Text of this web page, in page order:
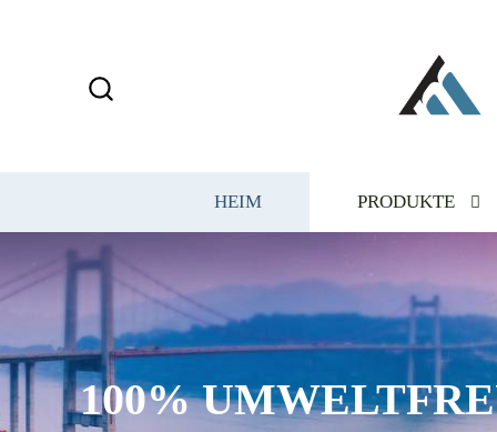
HEIM PRODUKTE